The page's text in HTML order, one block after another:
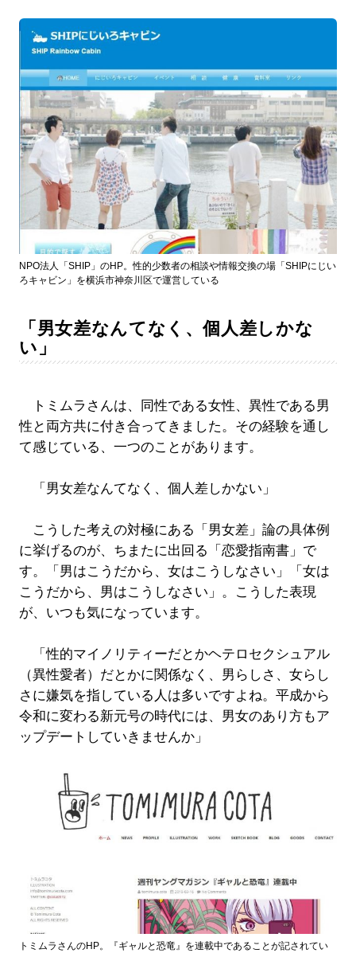
NPO法人「SHIP」のHP。性的少数者の相談や情報交換の場「SHIPにじい
ろキャビン」を横浜市神奈川区で運営している
「男女差なんてなく、個人差しかな
い」
トミムラさんは、同性である女性、異性である男
性と両方共に付き合ってきました。その経験を通し
て感じている、一つのことがあります。
「男女差なんてなく、個人差しかない」
こうした考えの対極にある「男女差」論の具体例
に挙げるのが、ちまたに出回る「恋愛指南書」で
す。「男はこうだから、女はこうしなさい」「女は
こうだから、男はこうしなさい」。こうした表現
が、いつも気になっています。
「性的マイノリティーだとかヘテロセクシュアル
（異性愛者）だとかに関係なく、男らしさ、女らし
さに嫌気を指している人は多いですよね。平成から
令和に変わる新元号の時代には、男女のあり方もア
ップデートしていきませんか」
トミムラさんのHP。『ギャルと恐竜』を連載中であることが記されてい